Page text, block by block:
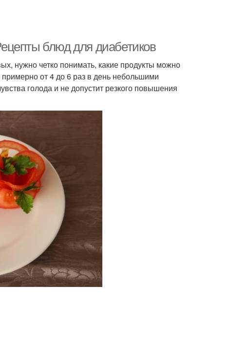
блюд для диабетиков
нужно четко понимать, какие продукты можно
от 4 до 6 раз в день небольшими
голода и не допустит резкого повышения